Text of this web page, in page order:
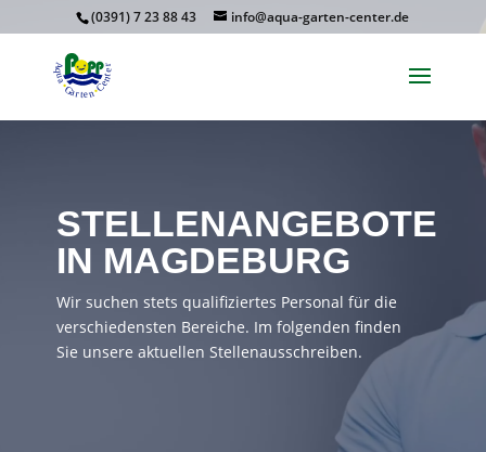
(0391) 7 23 88 43 info@aqua-garten-center.de
STELLENANGEBOTE
IN MAGDEBURG
Wir suchen stets qualifiziertes Personal für die
verschiedensten Bereiche. Im folgenden finden
Sie unsere aktuellen Stellenausschreiben.